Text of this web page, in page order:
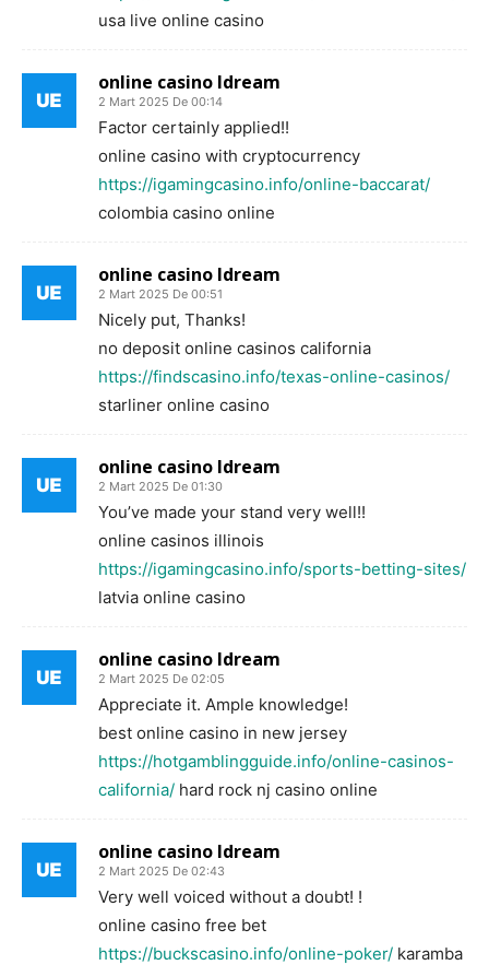
usa live online casino
online casino ldream
2 Mart 2025 De 00:14
Factor certainly applied!!
online casino with cryptocurrency
https://igamingcasino.info/online-baccarat/
colombia casino online
online casino ldream
2 Mart 2025 De 00:51
Nicely put, Thanks!
no deposit online casinos california
https://findscasino.info/texas-online-casinos/
starliner online casino
online casino ldream
2 Mart 2025 De 01:30
You’ve made your stand very well!!
online casinos illinois
https://igamingcasino.info/sports-betting-sites/
latvia online casino
online casino ldream
2 Mart 2025 De 02:05
Appreciate it. Ample knowledge!
best online casino in new jersey
https://hotgamblingguide.info/online-casinos-
california/ hard rock nj casino online
online casino ldream
2 Mart 2025 De 02:43
Very well voiced without a doubt! !
online casino free bet
https://buckscasino.info/online-poker/ karamba